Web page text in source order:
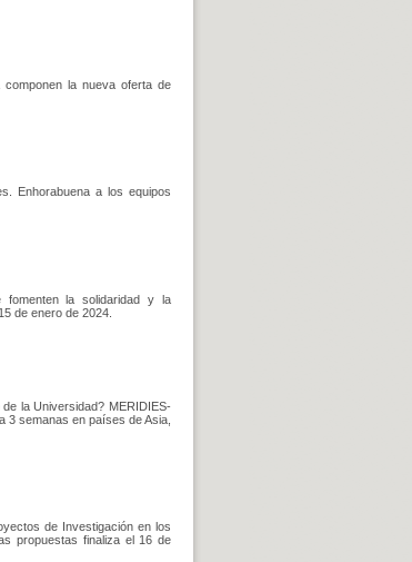
componen la nueva oferta de
Enhorabuena a los equipos
fomenten la solidaridad y la
de enero de 2024.
la Universidad? MERIDIES-
3 semanas en países de Asia,
de Investigación en los
propuestas finaliza el 16 de